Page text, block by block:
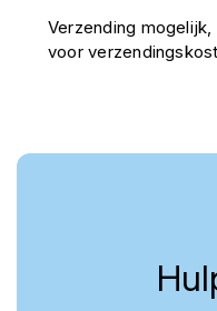
Verzending
voor